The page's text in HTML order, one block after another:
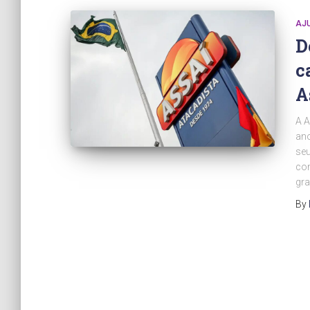
A
By